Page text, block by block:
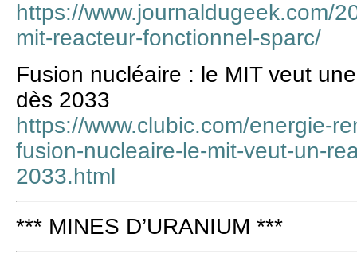
https://www.journaldugeek.com/
mit-reacteur-fonctionnel-sparc/
Fusion nucléaire : le MIT veut
dès 2033
https://www.clubic.com/energie-
fusion-nucleaire-le-mit-veut-un-
2033.html
*** MINES D’URANIUM ***